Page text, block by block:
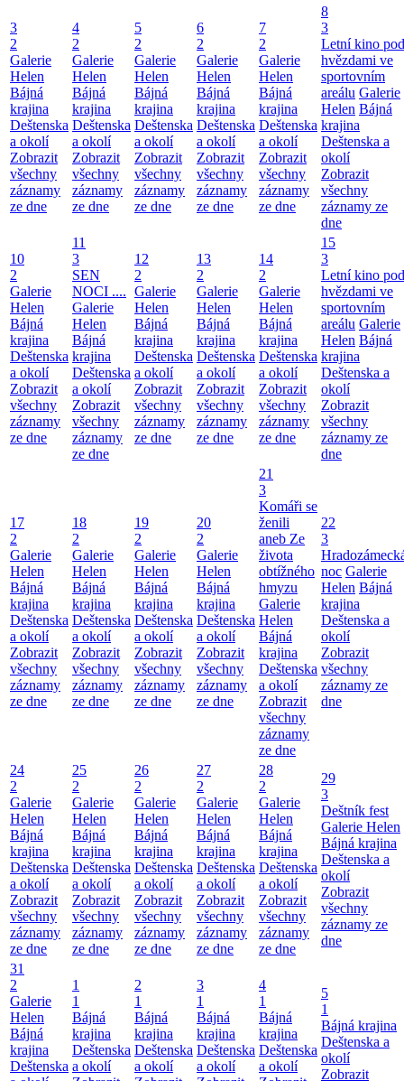
3
2
Galerie
Helen
Bájná
krajina
Deštenska
a okolí
Zobrazit
všechny
záznamy
ze dne
4
2
Galerie
Helen
Bájná
krajina
Deštenska
a okolí
Zobrazit
všechny
záznamy
ze dne
5
2
Galerie
Helen
Bájná
krajina
Deštenska
a okolí
Zobrazit
všechny
záznamy
ze dne
6
2
Galerie
Helen
Bájná
krajina
Deštenska
a okolí
Zobrazit
všechny
záznamy
ze dne
7
2
Galerie
Helen
Bájná
krajina
Deštenska
a okolí
Zobrazit
všechny
záznamy
ze dne
8
3
Letní kino pod
hvězdami ve
sportovním
areálu Galerie
Helen Bájná
krajina
Deštenska a
okolí
Zobrazit
všechny
záznamy ze
dne
10
2
Galerie
Helen
Bájná
krajina
Deštenska
a okolí
Zobrazit
všechny
záznamy
ze dne
11
3
SEN
NOCI ....
Galerie
Helen
Bájná
krajina
Deštenska
a okolí
Zobrazit
všechny
záznamy
ze dne
12
2
Galerie
Helen
Bájná
krajina
Deštenska
a okolí
Zobrazit
všechny
záznamy
ze dne
13
2
Galerie
Helen
Bájná
krajina
Deštenska
a okolí
Zobrazit
všechny
záznamy
ze dne
14
2
Galerie
Helen
Bájná
krajina
Deštenska
a okolí
Zobrazit
všechny
záznamy
ze dne
15
3
Letní kino pod
hvězdami ve
sportovním
areálu Galerie
Helen Bájná
krajina
Deštenska a
okolí
Zobrazit
všechny
záznamy ze
dne
17
2
Galerie
Helen
Bájná
krajina
Deštenska
a okolí
Zobrazit
všechny
záznamy
ze dne
18
2
Galerie
Helen
Bájná
krajina
Deštenska
a okolí
Zobrazit
všechny
záznamy
ze dne
19
2
Galerie
Helen
Bájná
krajina
Deštenska
a okolí
Zobrazit
všechny
záznamy
ze dne
20
2
Galerie
Helen
Bájná
krajina
Deštenska
a okolí
Zobrazit
všechny
záznamy
ze dne
21
3
Komáři se
ženili
aneb Ze
života
obtížného
hmyzu
Galerie
Helen
Bájná
krajina
Deštenska
a okolí
Zobrazit
všechny
záznamy
ze dne
22
3
noc Galerie
Helen Bájná
krajina
Deštenska a
okolí
Zobrazit
všechny
záznamy ze
dne
24
2
Galerie
Helen
Bájná
krajina
Deštenska
a okolí
Zobrazit
všechny
záznamy
ze dne
25
2
Galerie
Helen
Bájná
krajina
Deštenska
a okolí
Zobrazit
všechny
záznamy
ze dne
26
2
Galerie
Helen
Bájná
krajina
Deštenska
a okolí
Zobrazit
všechny
záznamy
ze dne
27
2
Galerie
Helen
Bájná
krajina
Deštenska
a okolí
Zobrazit
všechny
záznamy
ze dne
28
2
Galerie
Helen
Bájná
krajina
Deštenska
a okolí
Zobrazit
všechny
záznamy
ze dne
29
3
Deštník fest
Galerie Helen
Bájná krajina
Deštenska a
okolí
Zobrazit
všechny
záznamy ze
dne
31
2
Galerie
Helen
Bájná
krajina
Deštenska
1
1
Bájná
krajina
Deštenska
a okolí
2
1
Bájná
krajina
Deštenska
a okolí
3
1
Bájná
krajina
Deštenska
a okolí
4
1
Bájná
krajina
Deštenska
a okolí
5
1
Bájná krajina
Deštenska a
okolí
Zobrazit